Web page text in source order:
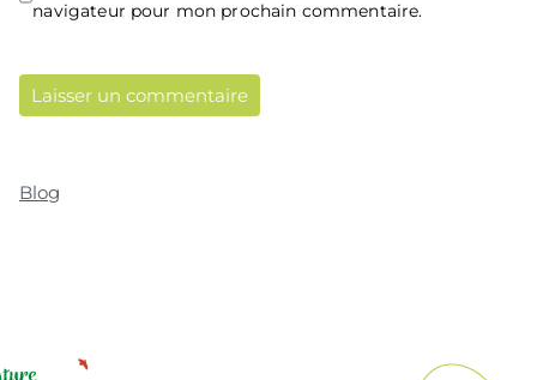
navigateur pour mon prochain commentaire.
Blog